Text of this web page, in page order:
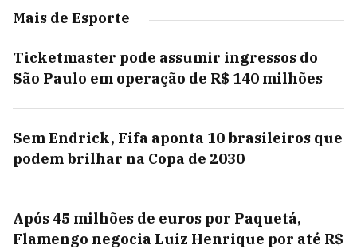
Mais de Esporte
Ticketmaster pode assumir ingressos do
São Paulo em operação de R$ 140 milhões
Sem Endrick, Fifa aponta 10 brasileiros que
podem brilhar na Copa de 2030
Após 45 milhões de euros por Paquetá,
Flamengo negocia Luiz Henrique por até R$